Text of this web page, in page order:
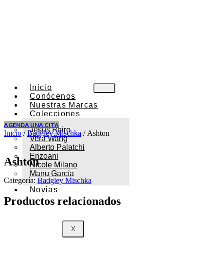
Inicio
Conócenos
Nuestras Marcas
Colecciones
Jesus Peiro
Vera Wang
Alberto Palatchi
Enzoani
Nicole Milano
Manu García
Novias
X
AGENDA UNA CITA
Inicio /Badgley Mischka / Ashton
Ashton
Categoría: Badgley Mischka
Productos relacionados